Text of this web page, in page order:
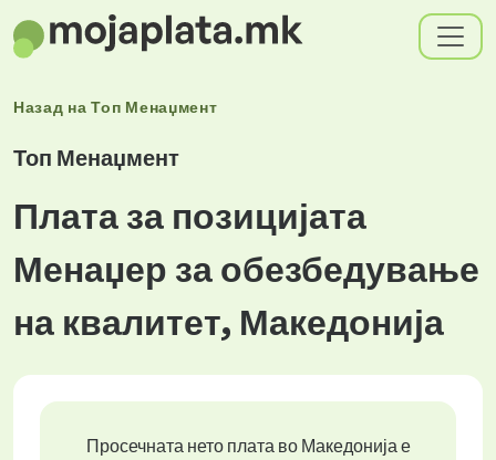
Назад наТоп Менаџмент
Топ Менаџмент
Плата за позицијата
Менаџер за обезбедување
на квалитет, Македонија
Просечната нето плата во Македонија е